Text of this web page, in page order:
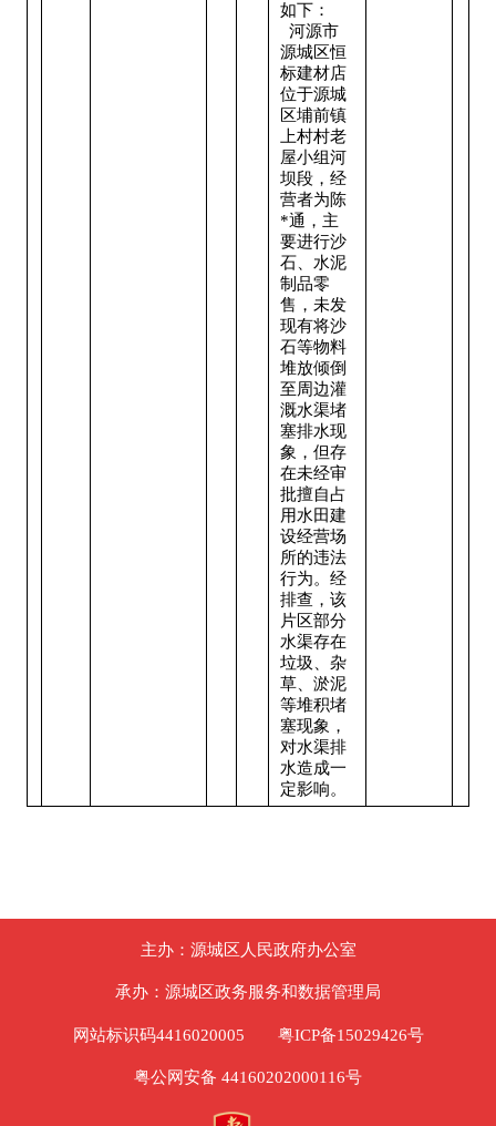
如下：
河源市
源城区恒
标建材店
位于源城
区埔前镇
上村村老
屋小组河
坝段，经
营者为陈
*通，主
要进行沙
石、水泥
制品零
售，未发
现有将沙
石等物料
堆放倾倒
至周边灌
溉水渠堵
塞排水现
象，但存
在未经审
批擅自占
用水田建
设经营场
所的违法
行为。经
排查，该
片区部分
水渠存在
垃圾、杂
草、淤泥
等堆积堵
塞现象，
对水渠排
水造成一
定影响。
主办：源城区人民政府办公室
承办：源城区政务服务和数据管理局
网站标识码4416020005 粤ICP备15029426号
粤公网安备 44160202000116号